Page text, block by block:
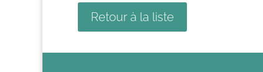
Retour à la liste